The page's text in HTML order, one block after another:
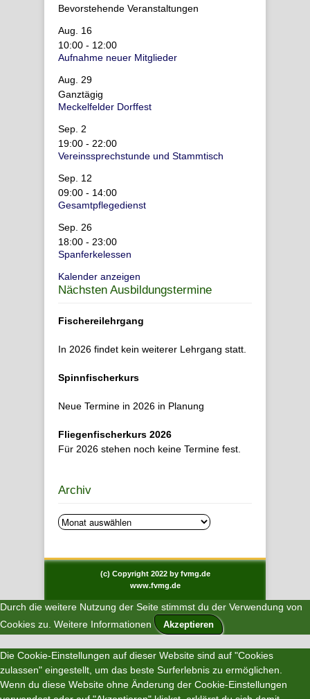
Bevorstehende Veranstaltungen
Aug. 16
10:00 - 12:00
Aufnahme neuer Mitglieder
Aug. 29
Ganztägig
Meckelfelder Dorffest
Sep. 2
19:00 - 22:00
Vereinssprechstunde und Stammtisch
Sep. 12
09:00 - 14:00
Gesamtpflegedienst
Sep. 26
18:00 - 23:00
Spanferkelessen
Kalender anzeigen
Nächsten Ausbildungstermine
Fischereilehrgang
In 2026 findet kein weiterer Lehrgang statt.
Spinnfischerkurs
Neue Termine in 2026 in Planung
Fliegenfischerkurs 2026
Für 2026 stehen noch keine Termine fest.
Archiv
Archiv
(c) Copyright 2022 by fvmg.de
www.fvmg.de
Durch die weitere Nutzung der Seite stimmst du der Verwendung von
Cookies zu. Weitere Informationen Akzeptieren
Die Cookie-Einstellungen auf dieser Website sind auf "Cookies
zulassen" eingestellt, um das beste Surferlebnis zu ermöglichen.
Wenn du diese Website ohne Änderung der Cookie-Einstellungen